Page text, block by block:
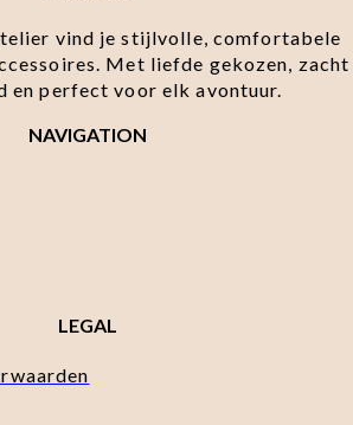
vind je stijlvolle, comfortabele
Met liefde gekozen, zacht
en perfect voor elk avontuur.
NAVIGATION
LEGAL